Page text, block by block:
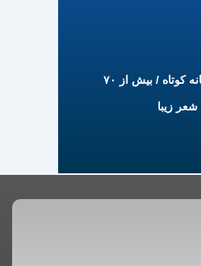
شعر عاشقانه کوتاه / بیش از ۷۰
شعر زیبا